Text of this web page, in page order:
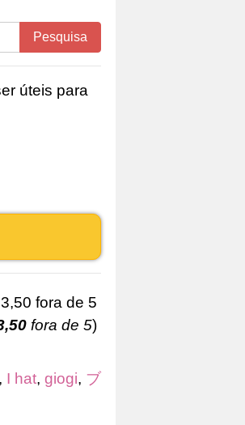
Pesquisa
úteis para
fora de 5)
, I hat, giogi, ブ